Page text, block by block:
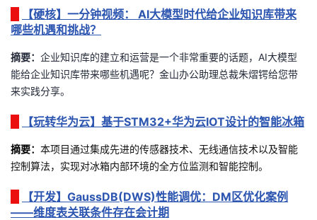
课
的
证
我
实
的
藏
术
持
云
建
【硬核】一分钟视频： AI大模型时代给企业知识库带来
哪些机遇和挑战？
摘要： 企业知识库的建立和运营是一个非常重要的话题，AI大模型
能给企业知识库带来哪些机遇呢？金山办公助理总裁朱熠锷给您带
来实践分享。
【玩转华为云】基于STM32+华为云IOT设计的智能冰箱
摘要： 本项目通过集成先进的传感器技术、无线通信技术以及智能
控制算法，实现对冰箱内部环境的全方位监测和智能控制。
【开发】GaussDB(DWS)性能调优：DM区优化案例
——维度表关联条件存在会计期